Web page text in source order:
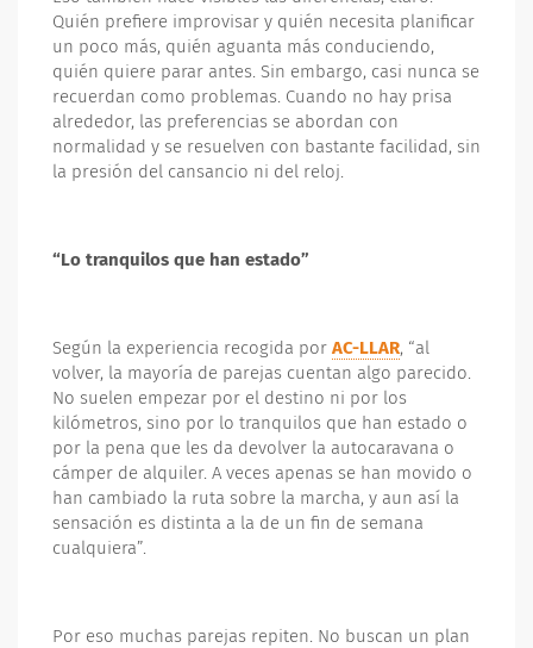
Quién prefiere improvisar y quién necesita planificar
un poco más, quién aguanta más conduciendo,
quién quiere parar antes. Sin embargo, casi nunca se
recuerdan como problemas. Cuando no hay prisa
alrededor, las preferencias se abordan con
normalidad y se resuelven con bastante facilidad, sin
la presión del cansancio ni del reloj.
“Lo tranquilos que han estado”
Según la experiencia recogida por AC-LLAR, “al
volver, la mayoría de parejas cuentan algo parecido.
No suelen empezar por el destino ni por los
kilómetros, sino por lo tranquilos que han estado o
por la pena que les da devolver la autocaravana o
cámper de alquiler. A veces apenas se han movido o
han cambiado la ruta sobre la marcha, y aun así la
sensación es distinta a la de un fin de semana
cualquiera”.
Por eso muchas parejas repiten. No buscan un plan